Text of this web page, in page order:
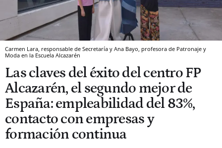
Carmen Lara, responsable de Secretaría y Ana Bayo, profesora de Patronaje y
Moda en la Escuela Alcazarén
Las claves del éxito del centro FP
Alcazarén, el segundo mejor de
España: empleabilidad del 83%,
contacto con empresas y
formación continua